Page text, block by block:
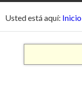
Usted está aquí: Inicio